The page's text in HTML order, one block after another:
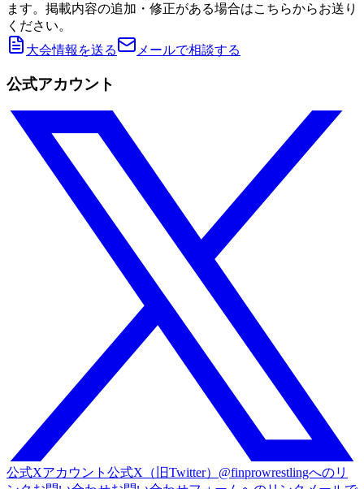
ます。掲載内容の追加・修正がある場合はこちらからお送り
ください。
大会情報を送る
メールで相談する
公式アカウント
公式Xアカウント 公式X（旧Twitter）@finprowrestlingへのリ